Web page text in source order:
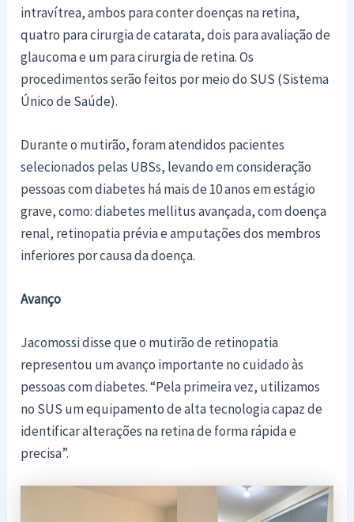
intravítrea, ambos para conter doenças na retina,
quatro para cirurgia de catarata, dois para avaliação de
glaucoma e um para cirurgia de retina. Os
procedimentos serão feitos por meio do SUS (Sistema
Único de Saúde).
Durante o mutirão, foram atendidos pacientes
selecionados pelas UBSs, levando em consideração
pessoas com diabetes há mais de 10 anos em estágio
grave, como: diabetes mellitus avançada, com doença
renal, retinopatia prévia e amputações dos membros
inferiores por causa da doença.
Avanço
Jacomossi disse que o mutirão de retinopatia
representou um avanço importante no cuidado às
pessoas com diabetes. “Pela primeira vez, utilizamos
no SUS um equipamento de alta tecnologia capaz de
identificar alterações na retina de forma rápida e
precisa”.